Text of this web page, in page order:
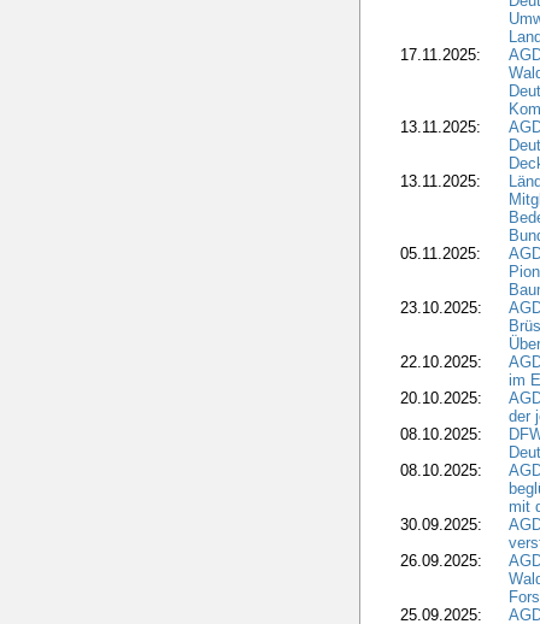
17.11.2025:
13.11.2025:
13.11.2025:
05.11.2025:
23.10.2025:
22.10.2025:
im
20.10.2025:
der
08.10.2025:
08.10.2025:
mit
30.09.2025:
26.09.2025:
25.09.2025: